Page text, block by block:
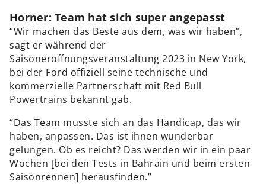
Horner: Team hat sich super angepasst
“Wir machen das Beste aus dem, was wir haben”,
sagt er während der
Saisoneröffnungsveranstaltung 2023 in New York,
bei der Ford offiziell seine technische und
kommerzielle Partnerschaft mit Red Bull
Powertrains bekannt gab.
“Das Team musste sich an das Handicap, das wir
haben, anpassen. Das ist ihnen wunderbar
gelungen. Ob es reicht? Das werden wir in ein paar
Wochen [bei den Tests in Bahrain und beim ersten
Saisonrennen] herausfinden.”